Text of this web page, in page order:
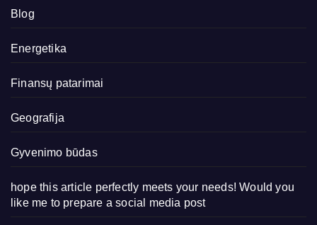
Blog
Energetika
Finansų patarimai
Geografija
Gyvenimo būdas
hope this article perfectly meets your needs! Would you
like me to prepare a social media post